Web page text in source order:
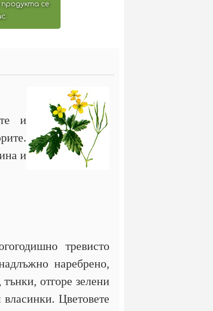
се
и
и
тревисто
наребрено,
отгоре зелени
Цветовете